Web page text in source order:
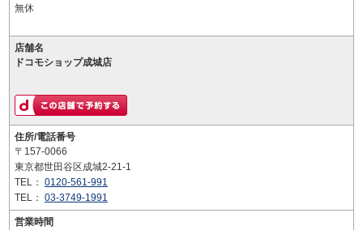
無休
店舗名
ドコモショップ成城店
住所/電話番号
〒157-0066
東京都世田谷区成城2-21-1
TEL： 0120-561-991
TEL： 03-3749-1991
営業時間